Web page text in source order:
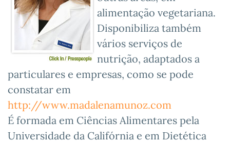
alimentação vegetariana.
Disponibiliza também
vários serviços de
nutrição, adaptados a
particulares e empresas, como se pode
constatar em
http://www.madalenamunoz.com
É formada em Ciências Alimentares pela
Universidade da Califórnia e em Dietética